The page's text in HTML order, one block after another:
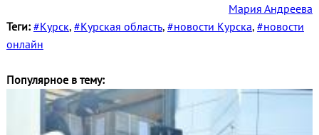
Мария Андреева
Теги: #Курск, #Курская область, #новости Курска, #новости
онлайн
Популярное в тему: